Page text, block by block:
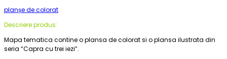
planșe de colorat
Descriere produs:
Mapa tematica contine o plansa de colorat si o plansa ilustrata din
seria “Capra cu trei iezi”.